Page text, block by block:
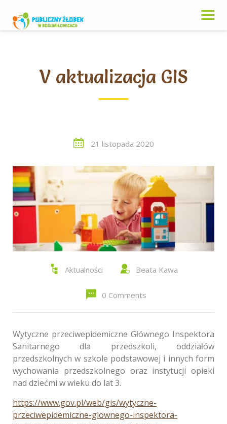
content
V aktualizacja GIS
21 listopada 2020
Aktualności Beata Kawa
0 Comments
Wytyczne przeciwepidemiczne Głównego Inspektora
Sanitarnego dla przedszkoli, oddziałów
przedszkolnych w szkole podstawowej i innych form
wychowania przedszkolnego oraz instytucji opieki
nad dziećmi w wieku do lat 3.
https://www.gov.pl/web/gis/wytyczne-
przeciwepidemiczne-glownego-inspektora-